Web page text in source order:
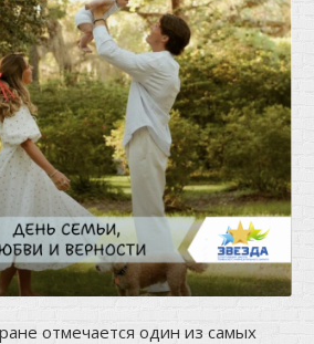
отмечается один из самых